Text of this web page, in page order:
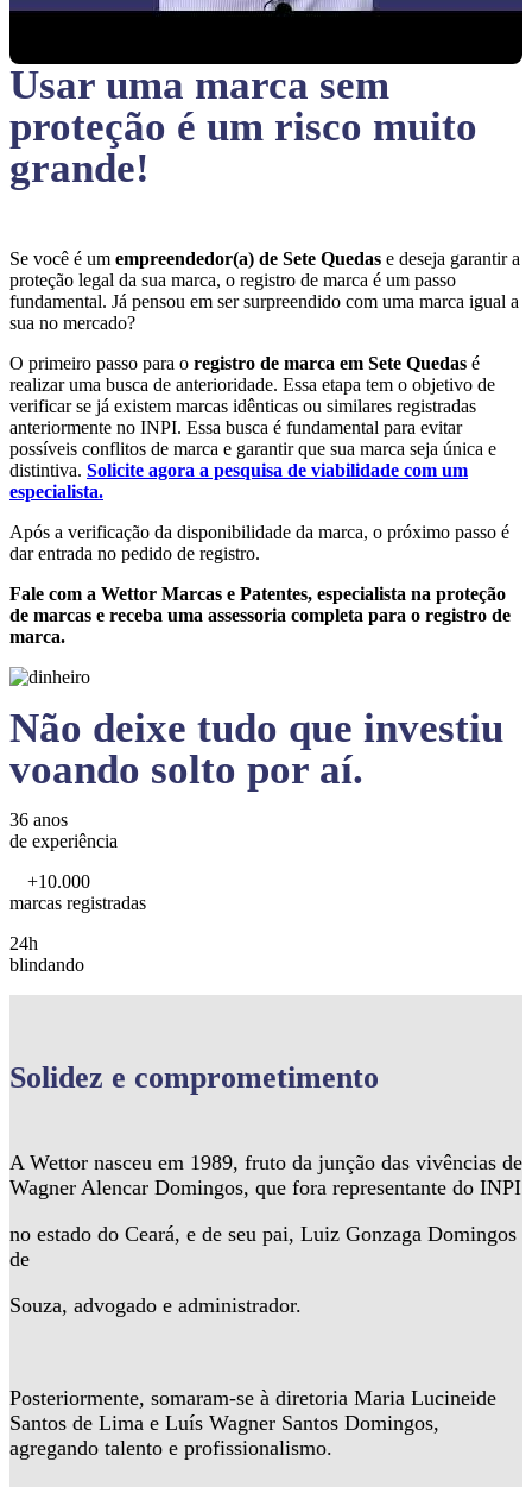
Usar uma marca sem
proteção é um risco muito
grande!
Se você é um empreendedor(a) de Sete Quedas e deseja garantir a
proteção legal da sua marca, o registro de marca é um passo
fundamental. Já pensou em ser surpreendido com uma marca igual a
sua no mercado?
O primeiro passo para o registro de marca em Sete Quedas é
realizar uma busca de anterioridade. Essa etapa tem o objetivo de
verificar se já existem marcas idênticas ou similares registradas
anteriormente no INPI. Essa busca é fundamental para evitar
possíveis conflitos de marca e garantir que sua marca seja única e
distintiva. Solicite agora a pesquisa de viabilidade com um
especialista.
Após a verificação da disponibilidade da marca, o próximo passo é
dar entrada no pedido de registro.
Fale com a Wettor Marcas e Patentes, especialista na proteção
de marcas e receba uma assessoria completa para o registro de
marca.
Não deixe tudo que investiu
voando solto por aí.
36 anos
de experiência
+10.000
marcas registradas
24h
blindando
Solidez e comprometimento
A Wettor nasceu em 1989, fruto da junção das vivências de
Wagner Alencar Domingos, que fora representante do INPI
no estado do Ceará, e de seu pai, Luiz Gonzaga Domingos
de
Souza, advogado e administrador.
Posteriormente, somaram-se à diretoria Maria Lucineide
Santos de Lima e Luís Wagner Santos Domingos,
agregando talento e profissionalismo.